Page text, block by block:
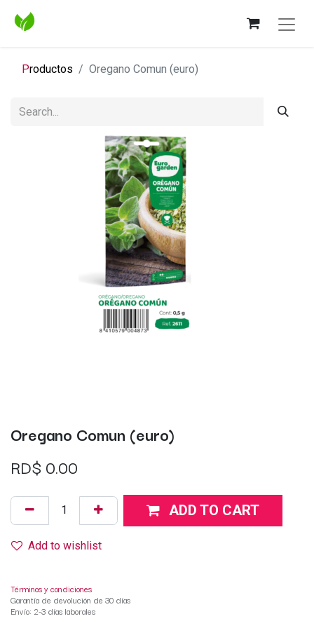
Productos Oregano Comun (euro)
Oregano Comun (euro)
RD$ 0.00
ADD TO CART
Add to wishlist
Términos y condiciones
Garantía de devolución de 30 días
Envío: 2-3 días laborales